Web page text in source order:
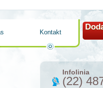
Kontakt
Infolinia
(22)